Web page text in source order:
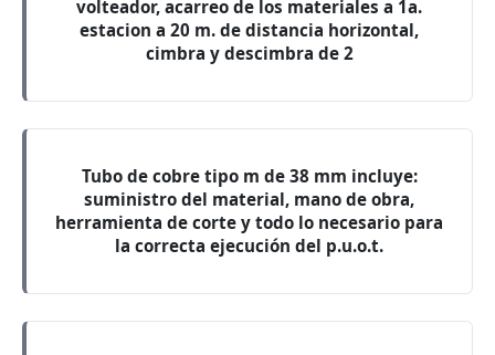
volteador, acarreo de los materiales a 1a.
estacion a 20 m. de distancia horizontal,
cimbra y descimbra de 2
Tubo de cobre tipo m de 38 mm incluye:
suministro del material, mano de obra,
herramienta de corte y todo lo necesario para
la correcta ejecución del p.u.o.t.